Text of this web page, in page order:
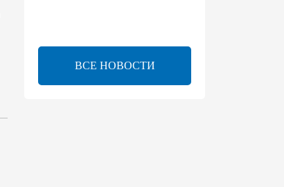
взаимном выделении
образовательных квот между
ВСЕ НОВОСТИ